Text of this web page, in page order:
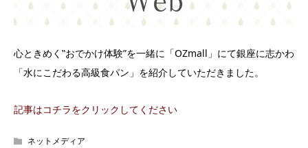
心ときめく‟おでかけ体験”を一緒に「OZmall」にて銀座に志かわ
「水にこだわる高級食パン」を紹介していただきました。
記事はコチラをクリックしてください
ネットメディア